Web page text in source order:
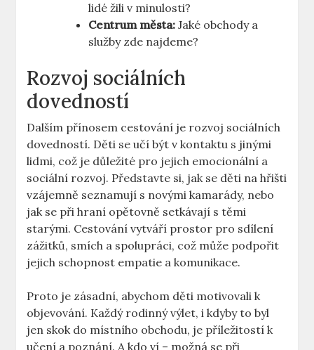
lidé žili v minulosti?
Centrum města: Jaké obchody⁢ a
služby zde najdeme?
Rozvoj sociálních
dovedností
Dalším přínosem cestování je rozvoj sociálních
dovedností. Děti se učí být v⁢ kontaktu s jinými
lidmi, což je‍ důležité pro jejich emocionální ⁣a​
sociální​ rozvoj. Představte si, ⁣jak se děti na ⁤hřišti
vzájemně seznamují s novými kamarády, nebo
jak se při hraní ⁢opětovně setkávají s těmi
starými. Cestování vytváří‌ prostor pro ‌sdílení
⁤zážitků, smích ‌a ⁢spolupráci, což může podpořit
⁤jejich schopnost⁤ empatie ⁤a komunikace.
Proto je zásadní, abychom děti ​motivovali k
objevování. ‍Každý rodinný výlet, ​i kdyby ⁤to​ byl
‌jen ⁢skok do⁤ místního obchodu, je příležitostí k
učení a poznání. A kdo ví⁤ – ​možná ⁤se při